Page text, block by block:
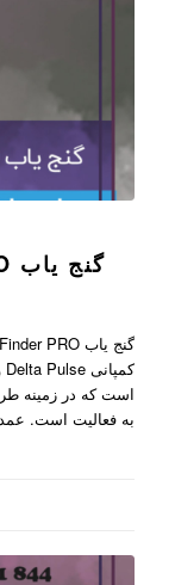
گنج یاب TREASURE FINDER PRO
است که در زمینه
به فعالیت است.